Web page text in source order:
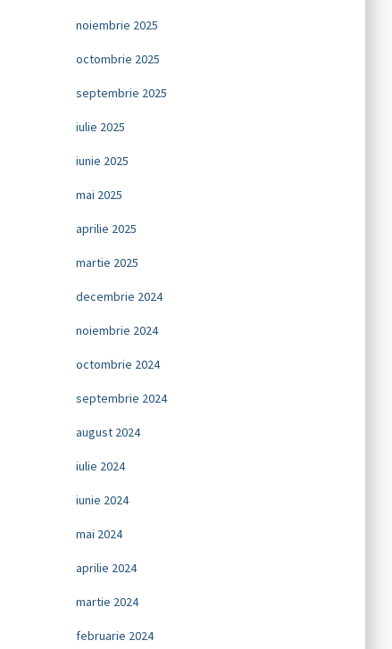
noiembrie 2025
octombrie 2025
septembrie 2025
iulie 2025
iunie 2025
mai 2025
aprilie 2025
martie 2025
decembrie 2024
noiembrie 2024
octombrie 2024
septembrie 2024
august 2024
iulie 2024
iunie 2024
mai 2024
aprilie 2024
martie 2024
februarie 2024